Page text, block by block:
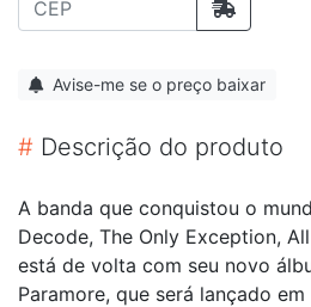
Avise-me se o preço baixar
# Descrição do produto
A banda que conquistou o
Decode, The Only Exception,
está de volta com seu novo
Paramore, que será lançado